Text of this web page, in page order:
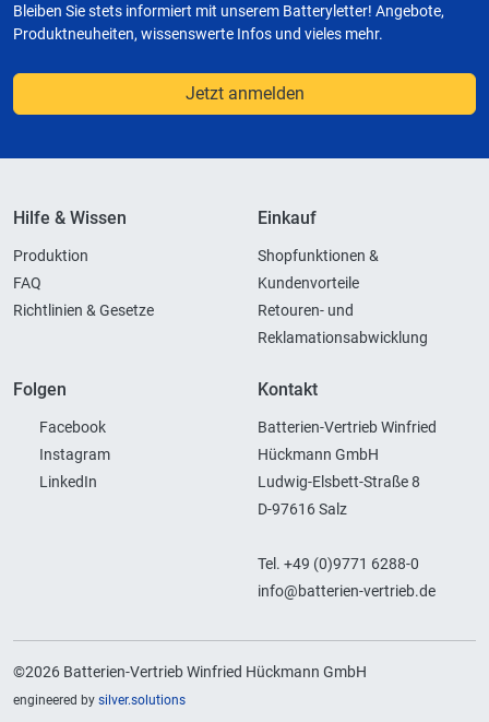
Bleiben Sie stets informiert mit unserem Batteryletter! Angebote,
Produktneuheiten, wissenswerte Infos und vieles mehr.
Jetzt anmelden
Hilfe & Wissen
Produktion
FAQ
Richtlinien & Gesetze
Einkauf
Shopfunktionen &
Kundenvorteile
Retouren- und
Reklamationsabwicklung
Folgen
Facebook
Instagram
LinkedIn
Kontakt
Batterien-Vertrieb Winfried
Hückmann GmbH
Ludwig-Elsbett-Straße 8
D-97616 Salz
Tel. +49 (0)9771 6288-0
info@batterien-vertrieb.de
©2026 Batterien-Vertrieb Winfried Hückmann GmbH
engineered by silver.solutions